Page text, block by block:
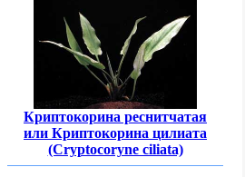
Криптокорина реснитчатая
или Криптокорина цилиата
(Cryptocoryne ciliata)